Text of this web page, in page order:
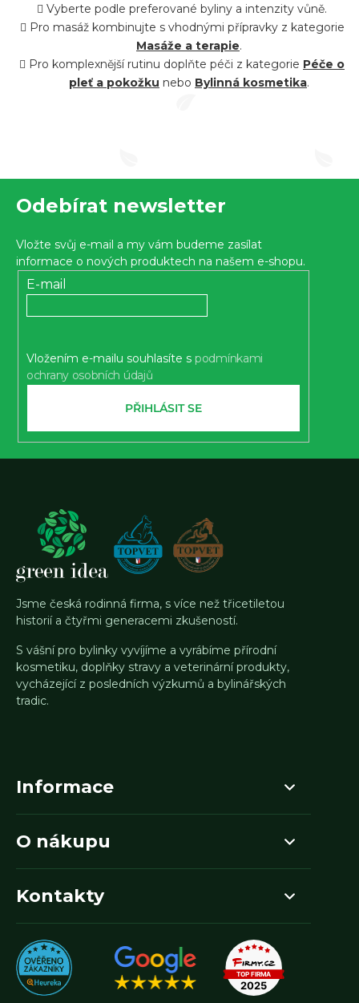
y
v
ý
p
Vyberte podle preferované byliny a intenzity vůně.
Pro masáž kombinujte s vhodnými přípravky z kategorie
Masáže a terapie.
Pro komplexnější rutinu doplňte péči z kategorie Péče o
pleť a pokožku nebo Bylinná kosmetika.
Odebírat newsletter
Vložte svůj e-mail a my vám budeme zasílat
informace o nových produktech na našem e-shopu.
E-mail
Vložením e-mailu souhlasíte s podmínkami
ochrany osobních údajů
PŘIHLÁSIT SE
Jsme česká rodinná firma, s více než třicetiletou
historií a čtyřmi generacemi zkušeností.
S vášní pro bylinky vyvíjíme a vyrábíme přírodní
kosmetiku, doplňky stravy a veterinární produkty,
vycházející z posledních výzkumů a bylinářských
tradic.
Informace
O nákupu
Kontakty